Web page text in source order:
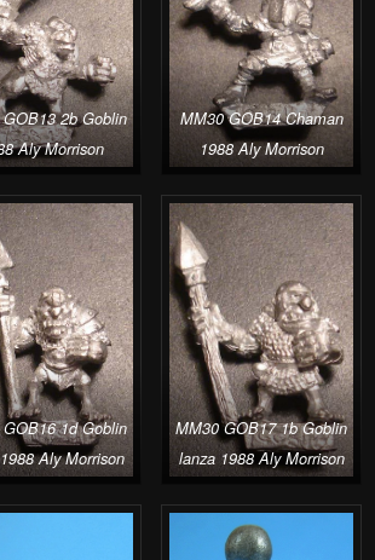
2b Goblin
Aly Morrison
MM30 GOB14 Chaman
1988 Aly Morrison
1d Goblin
Aly Morrison
MM30 GOB17 1b Goblin
lanza 1988 Aly Morrison